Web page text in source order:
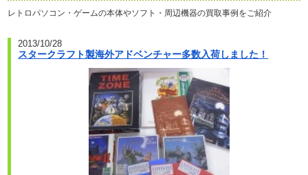
レトロパソコン・ゲームの本体やソフト・周辺機器の買取事例をご紹介
2013/10/28
スタークラフト製海外アドベンチャー多数入荷しました！